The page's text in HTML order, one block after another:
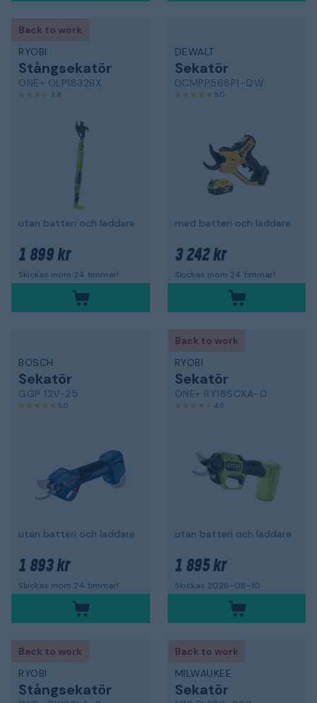
Back to work
RYOBI
Stångsekatör
ONE+ OLP1832BX
3,8
utan batteri och laddare
1 899 kr
Skickas inom 24 timmar!
DEWALT
Sekatör
DCMPP568P1-QW
5,0
med batteri och laddare
3 242 kr
Skickas inom 24 timmar!
BOSCH
Sekatör
GGP 12V-25
5,0
utan batteri och laddare
1 893 kr
Skickas inom 24 timmar!
Back to work
RYOBI
Sekatör
ONE+ RY18SCXA-0
4,6
utan batteri och laddare
1 895 kr
Skickas 2026-08-10
Back to work
RYOBI
Stångsekatör
Back to work
MILWAUKEE
Sekatör